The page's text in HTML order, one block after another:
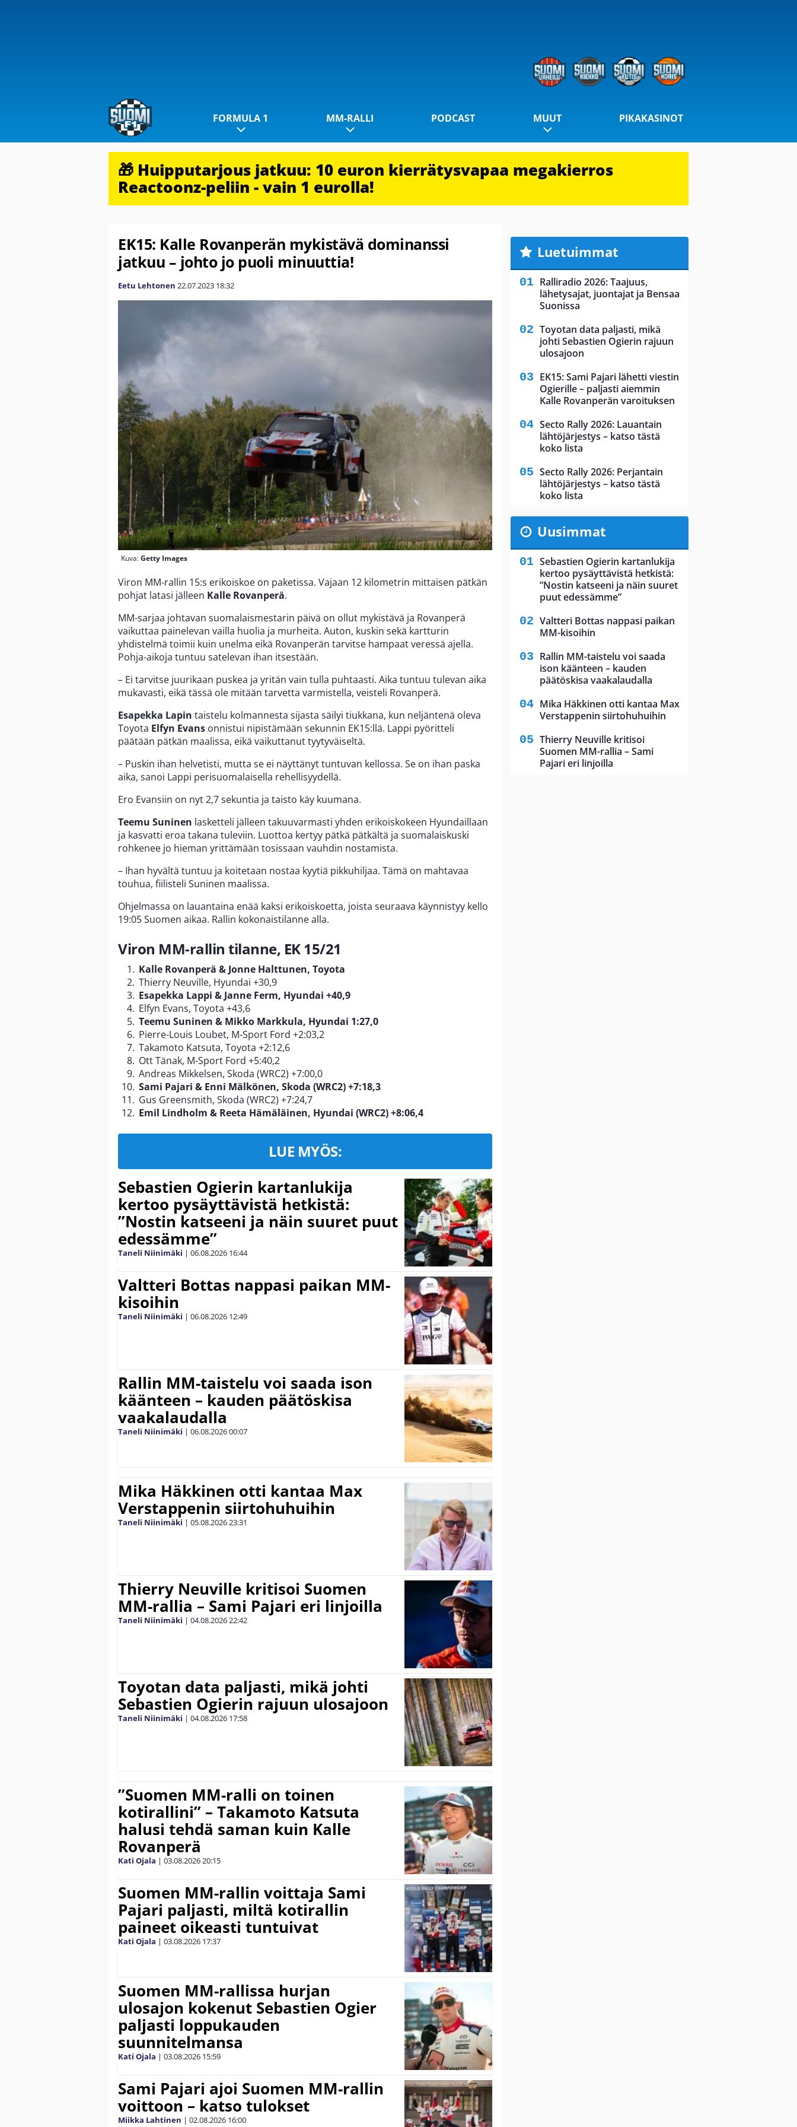
FORMULA 1 MM-RALLI PODCAST MUUT PIKAKASINOT
🎁 Huipputarjous jatkuu: 10 euron kierrätysvapaa megakierros
Reactoonz-peliin - vain 1 eurolla!
EK15: Kalle Rovanperän mykistävä dominanssi
jatkuu – johto jo puoli minuuttia!
Eetu Lehtonen 22.07.2023 18:32
Kuva:Getty Images
Viron MM-rallin 15:s erikoiskoe on paketissa. Vajaan 12 kilometrin mittaisen pätkän
pohjat latasi jälleen Kalle Rovanperä.
MM-sarjaa johtavan suomalaismestarin päivä on ollut mykistävä ja Rovanperä
vaikuttaa painelevan vailla huolia ja murheita. Auton, kuskin sekä kartturin
yhdistelmä toimii kuin unelma eikä Rovanperän tarvitse hampaat veressä ajella.
Pohja-aikoja tuntuu satelevan ihan itsestään.
– Ei tarvitse juurikaan puskea ja yritän vain tulla puhtaasti. Aika tuntuu tulevan aika
mukavasti, eikä tässä ole mitään tarvetta varmistella, veisteli Rovanperä.
Esapekka Lapin taistelu kolmannesta sijasta säilyi tiukkana, kun neljäntenä oleva
Toyota Elfyn Evans onnistui nipistämään sekunnin EK15:llä. Lappi pyöritteli
päätään pätkän maalissa, eikä vaikuttanut tyytyväiseltä.
– Puskin ihan helvetisti, mutta se ei näyttänyt tuntuvan kellossa. Se on ihan paska
aika, sanoi Lappi perisuomalaisella rehellisyydellä.
Ero Evansiin on nyt 2,7 sekuntia ja taisto käy kuumana.
Teemu Suninen lasketteli jälleen takuuvarmasti yhden erikoiskokeen Hyundaillaan
ja kasvatti eroa takana tuleviin. Luottoa kertyy pätkä pätkältä ja suomalaiskuski
rohkenee jo hieman yrittämään tosissaan vauhdin nostamista.
– Ihan hyvältä tuntuu ja koitetaan nostaa kyytiä pikkuhiljaa. Tämä on mahtavaa
touhua, fiilisteli Suninen maalissa.
Ohjelmassa on lauantaina enää kaksi erikoiskoetta, joista seuraava käynnistyy kello
19:05 Suomen aikaa. Rallin kokonaistilanne alla.
Viron MM-rallin tilanne, EK 15/21
Kalle Rovanperä & Jonne Halttunen, Toyota
Thierry Neuville, Hyundai +30,9
Esapekka Lappi & Janne Ferm, Hyundai +40,9
Elfyn Evans, Toyota +43,6
Teemu Suninen & Mikko Markkula, Hyundai 1:27,0
Pierre-Louis Loubet, M-Sport Ford +2:03,2
Takamoto Katsuta, Toyota +2:12,6
Ott Tänak, M-Sport Ford +5:40,2
Andreas Mikkelsen, Skoda (WRC2) +7:00,0
Sami Pajari & Enni Mälkönen, Skoda (WRC2) +7:18,3
Gus Greensmith, Skoda (WRC2) +7:24,7
Emil Lindholm & Reeta Hämäläinen, Hyundai (WRC2) +8:06,4
LUE MYÖS:
Sebastien Ogierin kartanlukija
kertoo pysäyttävistä hetkistä:
”Nostin katseeni ja näin suuret puut
edessämme”
Taneli Niinimäki | 06.08.2026 16:44
Valtteri Bottas nappasi paikan MM-
kisoihin
Taneli Niinimäki | 06.08.2026 12:49
Rallin MM-taistelu voi saada ison
käänteen – kauden päätöskisa
vaakalaudalla
Taneli Niinimäki | 06.08.202600:07
Mika Häkkinen otti kantaa Max
Verstappenin siirtohuhuihin
Taneli Niinimäki | 05.08.202623:31
Thierry Neuville kritisoi Suomen
MM-rallia – Sami Pajari eri linjoilla
Taneli Niinimäki | 04.08.202622:42
Toyotan data paljasti, mikä johti
Sebastien Ogierin rajuun ulosajoon
Taneli Niinimäki | 04.08.2026 17:58
”Suomen MM-ralli on toinen
kotirallini” – Takamoto Katsuta
halusi tehdä saman kuin Kalle
Rovanperä
Kati Ojala | 03.08.202620:15
Suomen MM-rallin voittaja Sami
Pajari paljasti, miltä kotirallin
paineet oikeasti tuntuivat
Kati Ojala | 03.08.2026 17:37
Suomen MM-rallissa hurjan
ulosajon kokenut Sebastien Ogier
paljasti loppukauden
suunnitelmansa
Kati Ojala | 03.08.2026 15:59
Sami Pajari ajoi Suomen MM-rallin
voittoon – katso tulokset
Miikka Lahtinen | 02.08.2026 16:00
Luetuimmat
Ralliradio 2026: Taajuus,
lähetysajat, juontajat ja Bensaa
Suonissa
Toyotan data paljasti, mikä
johti Sebastien Ogierin rajuun
ulosajoon
EK15: Sami Pajari lähetti viestin
Ogierille – paljasti aiemmin
Kalle Rovanperän varoituksen
Secto Rally 2026: Lauantain
lähtöjärjestys – katso tästä
koko lista
Secto Rally 2026: Perjantain
lähtöjärjestys – katso tästä
koko lista
Uusimmat
Sebastien Ogierin kartanlukija
kertoo pysäyttävistä hetkistä:
”Nostin katseeni ja näin suuret
puut edessämme”
Valtteri Bottas nappasi paikan
MM-kisoihin
Rallin MM-taistelu voi saada
ison käänteen – kauden
päätöskisa vaakalaudalla
Mika Häkkinen otti kantaa Max
Verstappenin siirtohuhuihin
Thierry Neuville kritisoi
Suomen MM-rallia – Sami
Pajari eri linjoilla